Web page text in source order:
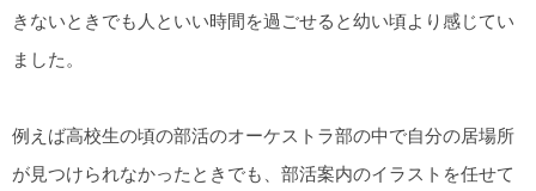
きないときでも人といい時間を過ごせると幼い頃より感じてい
ました。
例えば高校生の頃の部活のオーケストラ部の中で自分の居場所
が見つけられなかったときでも、部活案内のイラストを任せて